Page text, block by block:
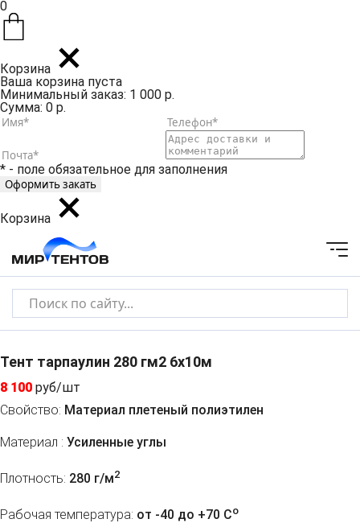
0
Корзина
Ваша корзина пуста
Минимальный заказ: 1 000 р.
Сумма: 0 р.
* - поле обязательное для заполнения
Корзина
Тент тарпаулин 280 гм2 6х10м
8 100 руб/шт
Свойство: Материал плетеный полиэтилен
Материал : Усиленные углы
Плотность: 280 г/м2
Рабочая температура: от -40 до +70 Co